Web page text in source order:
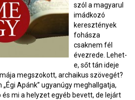
szól a magyarul
imádkozó
keresztények
fohásza
csaknem fél
évezrede. Lehet-
e, sőt tán ideje
megszokott, archaikus szövegét?
„Égi Apánk” ugyanúgy meghallgatja,
mi a helyzet egyéb bevett, de lejárt